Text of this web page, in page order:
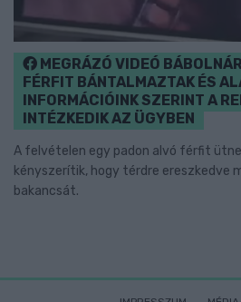
MEGRÁZÓ VIDEÓ
FÉRFIT BÁNTALMAZTAK ÉS
INFORMÁCIÓINK SZERINT A
INTÉZKEDIK AZ ÜGYBEN
A felvételen egy padon alvó férfit
kényszerítik, hogy térdre ereszkedve
bakancsát.